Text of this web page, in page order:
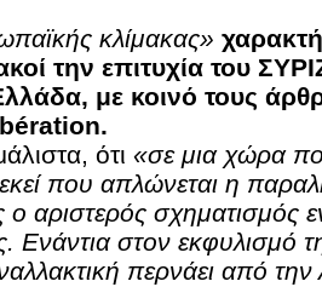
κλίμακας»
την επιτυχία του
με κοινό τους
ότι «σε μια χώρα
που απλώνεται η
ο αριστερός σχηματισμός
Ενάντια στον εκφυλισμό
περνάει από